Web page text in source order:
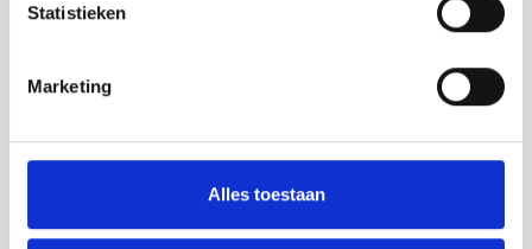
Statistieken
Marketing
Alles toestaan